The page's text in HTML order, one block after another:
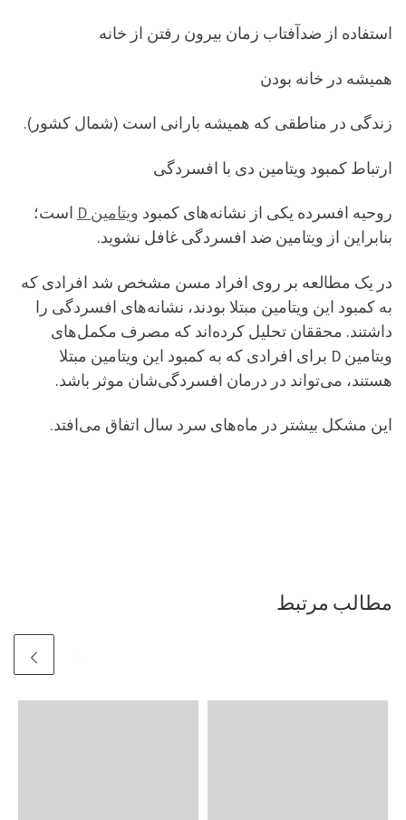
استفاده از ضدآفتاب زمان بیرون رفتن از خانه
همیشه در خانه بودن
زندگی در مناطقی که همیشه بارانی است (شمال کشور).
ارتباط کمبود ویتامین دی با افسردگی
روحیه افسرده یکی از نشانه‌های کمبود ویتامین D
است؛
بنابراین از ویتامین ضد افسردگی غافل نشوید.
در یک مطالعه بر روی افراد مسن مشخص شد افرادی که
به کمبود این ویتامین مبتلا بودند، نشانه‌های افسردگی را
داشتند. محققان تحلیل کرده‌اند که مصرف مکمل‌های
ویتامین D برای افرادی که به کمبود این ویتامین مبتلا
هستند، می‌تواند در درمان افسردگی‌شان موثر باشد.
این مشکل بیشتر در ماه‌های سرد سال اتفاق می‌افتد.
مطالب مرتبط